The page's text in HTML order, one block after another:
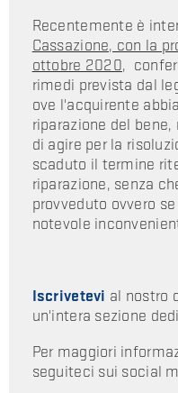
Recentemente è
Cassazione, con la
ottobre 2020,
rimedi prevista dal
ove l'acquirente
riparazione del
di agire per la
scaduto il termine
riparazione, senza
provveduto ovvero
notevole
Iscrivetevi al nostro
un'intera sezione
Per maggiori
seguiteci sui social